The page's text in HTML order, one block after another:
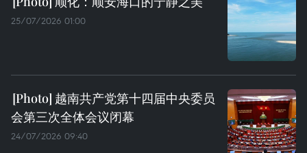
25/07/2026 01:00
越南共产党第十四届中央委员
会第三次全体会议闭幕
24/07/2026 09:40